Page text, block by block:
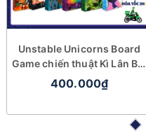
Unstable Unicorns Board
Game chiến thuật Kì Lân Bất
Ổn
400.000₫